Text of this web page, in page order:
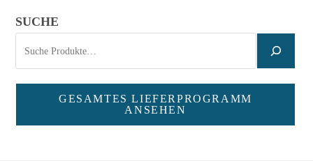
SUCHE
GESAMTES LIEFERPROGRAMM
ANSEHEN